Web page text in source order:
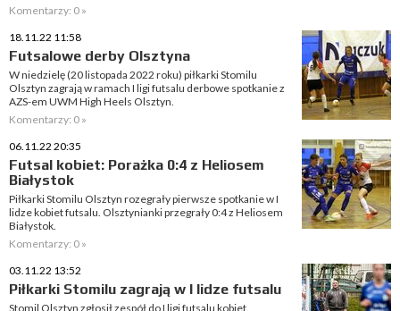
Komentarzy: 0 »
18.11.22 11:58
Futsalowe derby Olsztyna
W niedzielę (20 listopada 2022 roku) piłkarki Stomilu
Olsztyn zagrają w ramach I ligi futsalu derbowe spotkanie z
AZS-em UWM High Heels Olsztyn.
Komentarzy: 0 »
06.11.22 20:35
Futsal kobiet: Porażka 0:4 z Heliosem
Białystok
Piłkarki Stomilu Olsztyn rozegrały pierwsze spotkanie w I
lidze kobiet futsalu. Olsztynianki przegrały 0:4 z Heliosem
Białystok.
Komentarzy: 0 »
03.11.22 13:52
Piłkarki Stomilu zagrają w I lidze futsalu
Stomil Olsztyn zgłosił zespół do I ligi futsalu kobiet.